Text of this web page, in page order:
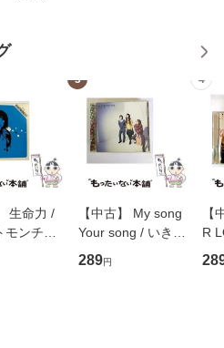
生命力 /
ンチー /
コード
ール便送
3
【中古】 My song
Your song / いきも
のがかり / [CD]
【メール便送料無
289円
4
【
R
産